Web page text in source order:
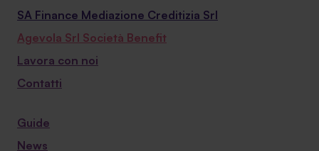
SA Finance Mediazione Creditizia Srl
Agevola Srl Società Benefit
Lavora con noi
Contatti
Guide
News